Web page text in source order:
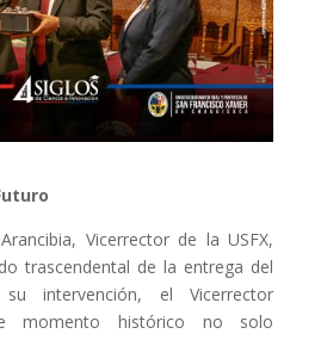
Vicerrector de la USFX,
trascendental de la entrega del
intervención, el Vicerrector
momento histórico no solo